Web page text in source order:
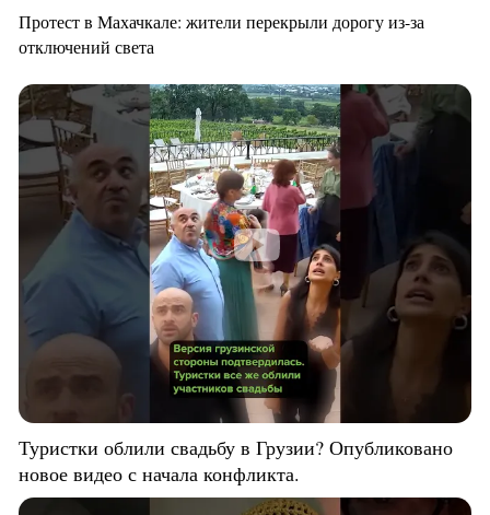
Протест в Махачкале: жители перекрыли дорогу из-за
отключений света
Туристки облили свадьбу в Грузии? Опубликовано
новое видео с начала конфликта.